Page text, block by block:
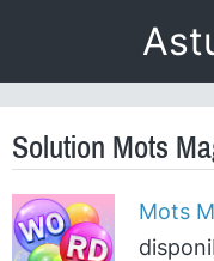
Solution Mots
Mots